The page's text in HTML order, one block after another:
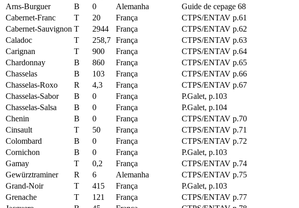
Arns‑Burguer
B 0 Alemanha
Guide de cepage 68
Cabernet‑Franc
T 20 França
CTPS/ENTAV p.61
Cabernet‑Sauvignon T 2944 França
CTPS/ENTAV p.62
Caladoc
T 258,7 França
CTPS/ENTAV p.63
Carignan
T 900 França
CTPS/ENTAV p.64
Chardonnay
B 860 França
CTPS/ENTAV p.65
Chasselas
B 103 França
CTPS/ENTAV p.66
Chasselas‑Roxo
R 4,3 França
CTPS/ENTAV p.67
Chasselas‑Sabor
B 0 França
P.Galet, p.103
Chasselas‑Salsa
B 0 França
P.Galet, p.104
Chenin
B 0 França
CTPS/ENTAV p.70
Cinsault
T 50 França
CTPS/ENTAV p.71
Colombard
B 0 França
CTPS/ENTAV p.72
Cornichon
B 0 França
P.Galet, p.103
Gamay
T 0,2 França
CTPS/ENTAV p.74
Gewürztraminer
R 6 Alemanha
CTPS/ENTAV p.75
Grand‑Noir
T 415 França
P.Galet, p.103
Grenache
T 121 França
CTPS/ENTAV p.77